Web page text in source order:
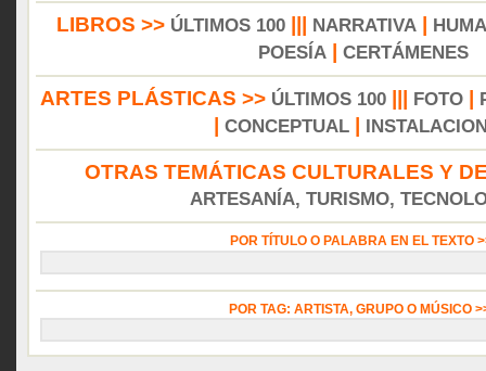
LIBROS >> ÚLTIMOS 100 NARRATIVA
POESÍA| CERTÁMENES
ARTES PLÁSTICAS >> ÚLTIMOS 100 FOTO
CONCEPTUAL
OTRAS TEMÁTICAS CULTURALES Y
ARTESANÍA, TURISMO,
POR TÍTULO O PALABRA EN EL TEXTO
POR TAG: ARTISTA, GRUPO O MÚSICO